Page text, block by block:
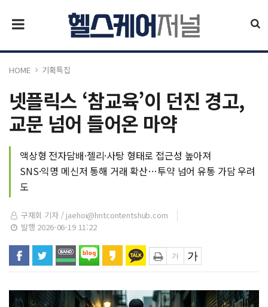
HOME 기획특집
넷플릭스 ‘참교육’이 던진 경고,
교문 넘어 들어온 마약
액상형 전자담배·젤리·사탕 형태로 접근성 높아져
SNS·익명 메신저 통해 거래 확산…투약 넘어 유통 가담 우려
도
구재회 기자 / jaehoi@hntcontentshub.com
발행 2026-06-19 11:22